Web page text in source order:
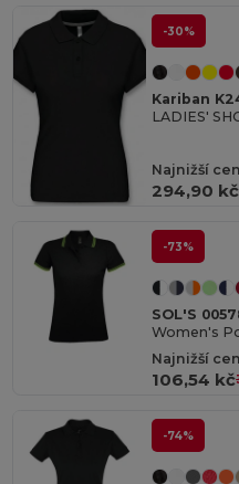
-30%
Kariban
LADIES'
Najnižší
294,90 kč
-73%
SOL'S
Women's
Najnižší
106,54 kč
-74%